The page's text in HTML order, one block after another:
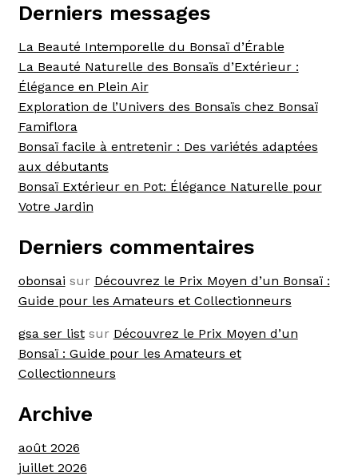
Derniers messages
La Beauté Intemporelle du Bonsaï d’Érable
La Beauté Naturelle des Bonsaïs d’Extérieur :
Élégance en Plein Air
Exploration de l’Univers des Bonsaïs chez Bonsaï
Famiflora
Bonsaï facile à entretenir : Des variétés adaptées
aux débutants
Bonsaï Extérieur en Pot: Élégance Naturelle pour
Votre Jardin
Derniers commentaires
obonsai sur Découvrez le Prix Moyen d’un Bonsaï :
Guide pour les Amateurs et Collectionneurs
gsa ser listsur Découvrez le Prix Moyen d’un
Bonsaï : Guide pour les Amateurs et
Collectionneurs
Archive
août 2026
juillet 2026